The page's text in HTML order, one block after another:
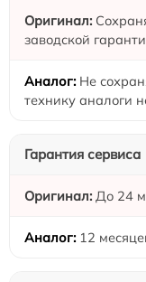
заводской
Не
технику аналоги
Гарантия сервиса
До 24
12